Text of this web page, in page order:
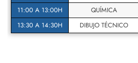
11:00 A 13:00H
QUÍMICA
13:30 A 14:30H
DIBUJO TÉCNICO